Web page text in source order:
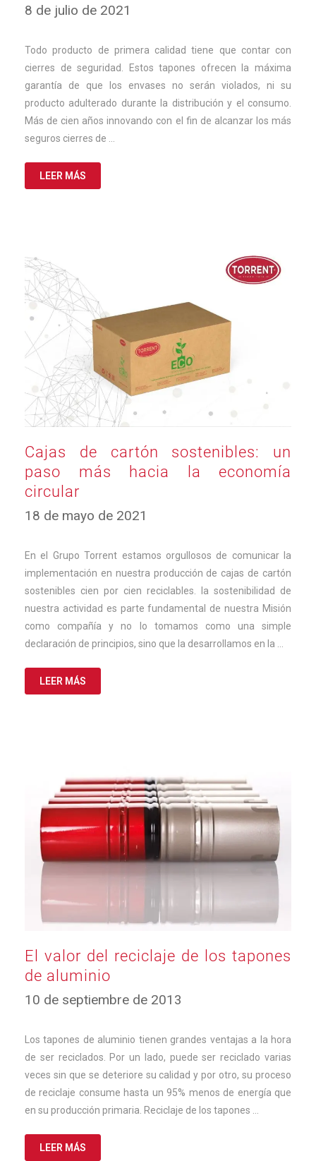
8 de julio de 2021
de
2025
Todo producto de primera calidad tiene que contar con
cierres de seguridad. Estos tapones ofrecen la máxima
garantía de que los envases no serán violados, ni su
producto adulterado durante la distribución y el consumo.
Más de cien años innovando con el fin de alcanzar los más
seguros cierres de …
LEER MÁS
Cajas de cartón sostenibles: un
paso más hacia la economía
circular
18 de mayo de 2021
de
En el Grupo Torrent estamos orgullosos de comunicar la
implementación en nuestra producción de cajas de cartón
sostenibles cien por cien reciclables. la sostenibilidad de
nuestra actividad es parte fundamental de nuestra Misión
como compañía y no lo tomamos como una simple
declaración de principios, sino que la desarrollamos en la …
LEER MÁS
El valor del reciclaje de los tapones
de aluminio
10 de septiembre de 2013
de
2024
Los tapones de aluminio tienen grandes ventajas a la hora
de ser reciclados. Por un lado, puede ser reciclado varias
veces sin que se deteriore su calidad y por otro, su proceso
de reciclaje consume hasta un 95% menos de energía que
en su producción primaria. Reciclaje de los tapones …
LEER MÁS